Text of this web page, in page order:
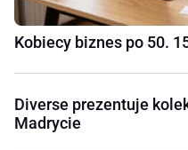
Kobiecy biznes po 50.
Diverse prezentuje
Madrycie